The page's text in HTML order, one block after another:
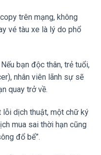
trên mạng, không
vé tàu xe là lý do phổ
Nếu bạn độc thân, trẻ tuổi,
nhân viên lãnh sự sẽ
quay trở về.
lỗi dịch thuật, một chữ ký
mua sai thời hạn cũng
đổ bể”.